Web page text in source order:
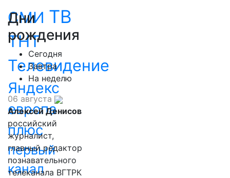
СМИ ТВ
ТНТ
Телевидение
Яндекс
европа
плюс
первый
канал
Дни
рождения
Сегодня
Завтра
На неделю
06 августа
Алексей Денисов
российский
журналист,
главный редактор
познавательного
телеканала ВГТРК